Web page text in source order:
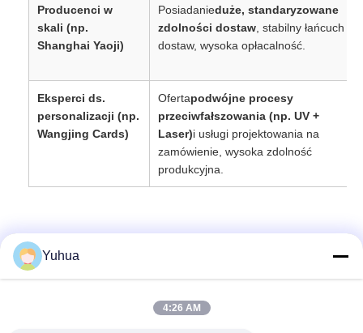
Producenci w
skali (np.
Shanghai Yaoji)
Posiadanieduże, standaryzowane
zdolności dostaw , stabilny łańcuch
dostaw, wysoka opłacalność.
Eksperci ds.
personalizacji (np.
Wangjing Cards)
Ofertapodwójne procesy
przeciwfałszowania (np. UV +
Laser)i usługi projektowania na
zamówienie, wysoka zdolność
produkcyjna.
Yuhua
4:26 AM